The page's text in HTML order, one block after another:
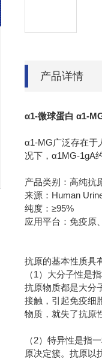
产品详情
α1-微球蛋白 α1-
α1-MG广泛存在于
况下，α1MG-1gA
产品类别：高纯抗
来源：Human
纯度：≥95%
应用平台：免疫原
抗原的基本性质具
（1）大分子性是
抗原物质都是大分
接触，引起免疫细
物质，就失了抗原
（2）特异性是指
原决定簇。抗原以